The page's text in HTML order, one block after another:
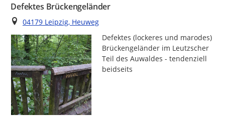
Defektes Brückengeländer
Ort
04179 Leipzig, Heuweg
Defektes (lockeres und marodes)
Brückengeländer im Leutzscher
Teil des Auwaldes - tendenziell
beidseits